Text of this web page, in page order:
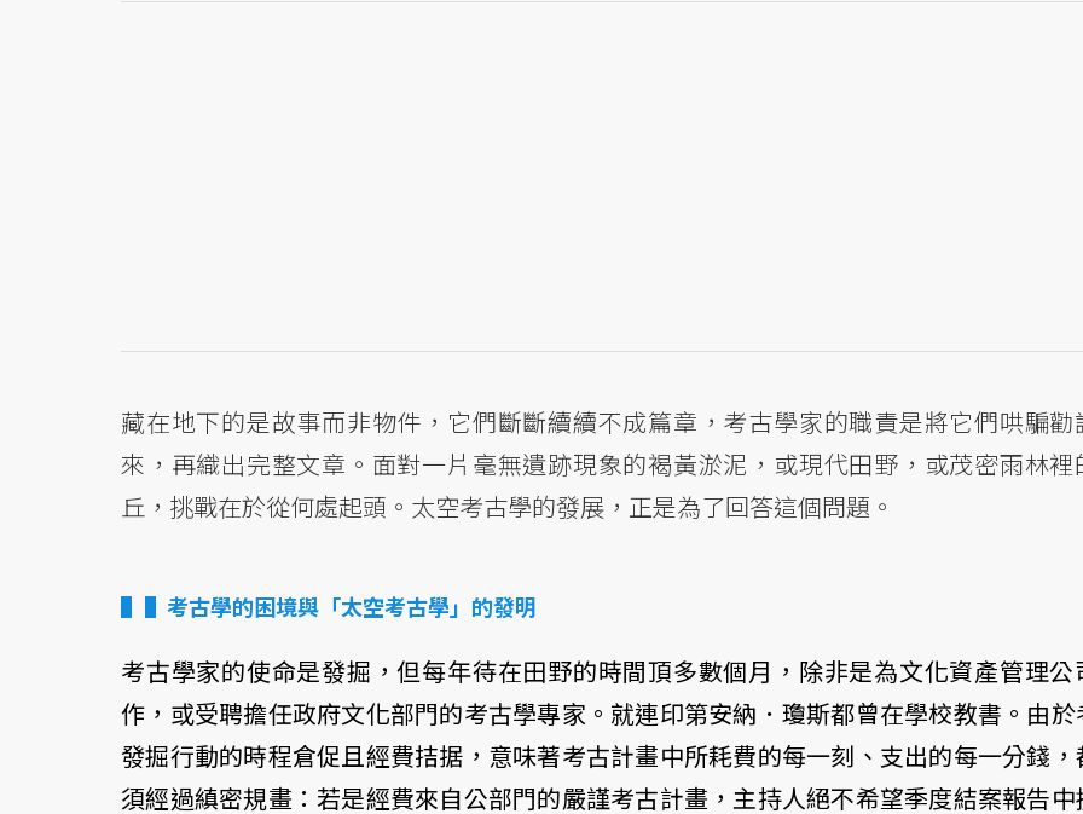
藏在地下的是故事而非物件，它們斷斷續續不成篇章，考古學家的職責是將它們哄騙勸
來，再織出完整文章。面對一片毫無遺跡現象的褐黃淤泥，或現代田野，或茂密雨林裡
丘，挑戰在於從何處起頭。太空考古學的發展，正是為了回答這個問題。
▌考古學的困境與「太空考古學」的發明
考古學家的使命是發掘，但每年待在田野的時間頂多數個月，除非是為文化資產管理公
作，或受聘擔任政府文化部門的考古學專家。就連印第安納．瓊斯都曾在學校教書。由於
發掘行動的時程倉促且經費拮据，意味著考古計畫中所耗費的每一刻、支出的每一分錢，
須經過縝密規畫：若是經費來自公部門的嚴謹考古計畫，主持人絕不希望季度結案報告中